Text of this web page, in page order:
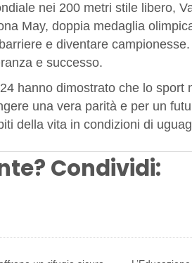
nei 200 metri stile libero,
May, doppia medaglia
e diventare
e successo.
hanno dimostrato che lo
una vera parità e per un
della vita in condizioni di
Condividi: